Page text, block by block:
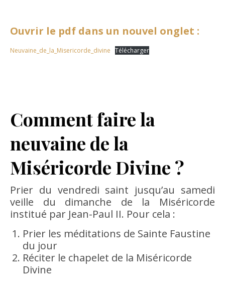
Ouvrir le pdf dans un nouvel onglet :
Neuvaine_de_la_Misericorde_divine Télécharger
Comment faire la
neuvaine de la
Miséricorde Divine ?
Prier du vendredi saint jusqu’au samedi
veille du dimanche de la Miséricorde
institué par Jean-Paul II. Pour cela :
Prier les méditations de Sainte Faustine
du jour
Réciter le chapelet de la Miséricorde
Divine